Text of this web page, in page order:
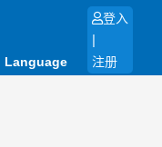
Language
登入
|
注册